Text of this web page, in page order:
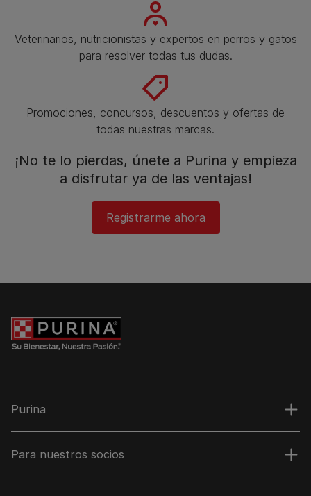
Veterinarios, nutricionistas y expertos en perros y gatos
para resolver todas tus dudas.​
Promociones, concursos, descuentos y ofertas de
todas nuestras marcas.​
¡No te lo pierdas, únete a Purina y empieza
a disfrutar ya de las ventajas!​
Registrarme ahora​
Purina
Para nuestros socios